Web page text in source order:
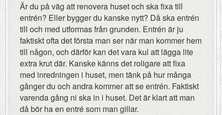
Är du på väg att renovera huset och ska fixa till
entrén? Eller bygger du kanske nytt? Då ska entrén
till och med utformas från grunden. Entrén är ju
faktiskt ofta det första man ser när man kommer hem
till någon, och därför kan det vara kul att lägga lite
extra krut där. Kanske känns det roligare att fixa
med inredningen i huset, men tänk på hur många
gånger du och andra kommer att se entrén. Faktiskt
varenda gång ni ska in i huset. Det är klart att man
då bör ha en entré som man gillar.